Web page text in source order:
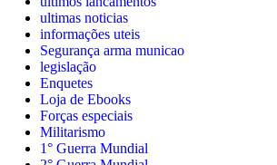
ultimas noticias
informações uteis
Segurança arma municao
legislação
Enquetes
Loja de Ebooks
Forças especiais
Militarismo
1° Guerra Mundial